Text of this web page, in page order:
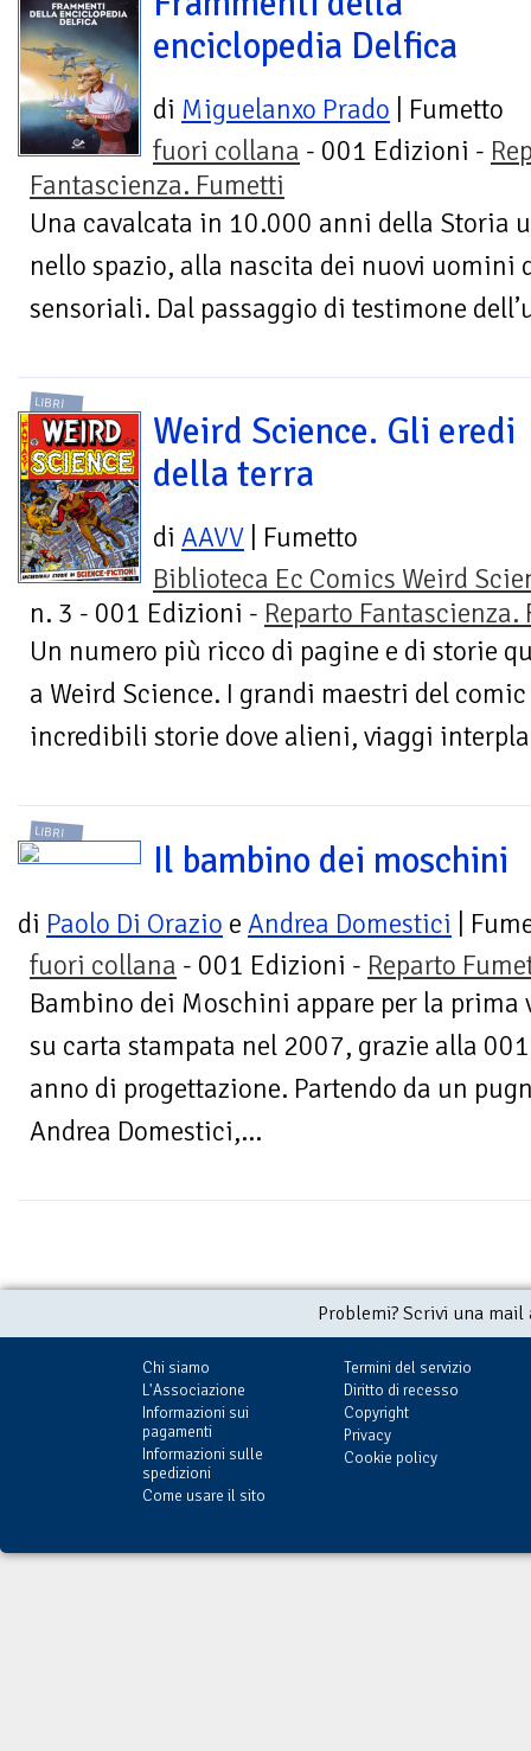
enciclopedia Delfica
di Miguelanxo Prado | Fumetto
fuori collana - 001 Edizioni -
Fantascienza. Fumetti
Una cavalcata in 10.000 anni della Storia
nello spazio, alla nascita dei nuovi uomini
sensoriali. Dal passaggio di testimone
LIBRI
Weird Science. Gli eredi
della terra
di AAVV | Fumetto
Biblioteca Ec Comics Weird
n. 3 - 001 Edizioni - Reparto Fantascienza.
Un numero più ricco di pagine e di storie
a Weird Science. I grandi maestri del
incredibili storie dove alieni, viaggi
LIBRI
Il bambino dei moschini
di Paolo Di Orazio e Andrea Domestici |
fuori collana - 001 Edizioni - Reparto
Bambino dei Moschini appare per la prima
su carta stampata nel 2007, grazie alla
anno di progettazione. Partendo da un
Andrea Domestici,...
Problemi? Scrivi una
Chi siamo
L'Associazione
Informazioni sui
pagamenti
Informazioni sulle
spedizioni
Come usare il sito
Termini del servizio
Diritto di recesso
Copyright
Privacy
Cookie policy